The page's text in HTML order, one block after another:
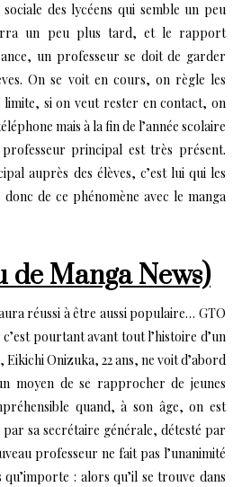
des lycéens qui semble un peu
un peu plus tard, et le rapport
un professeur se doit de garder
On se voit en cours, on règle les
si on veut rester en contact, on
mais à la fin de l’année scolaire
principal est très présent.
auprès des élèves, c’est lui qui les
de ce phénomène avec le manga
de Manga News)
réussi à être aussi populaire… GTO
pourtant avant tout l’histoire d’un
Eikichi Onizuka, 22 ans, ne voit d’abord
moyen de se rapprocher de jeunes
quand, à son âge, on est
sa secrétaire générale, détesté par
professeur ne fait pas l’unanimité
: alors qu’il se trouve dans